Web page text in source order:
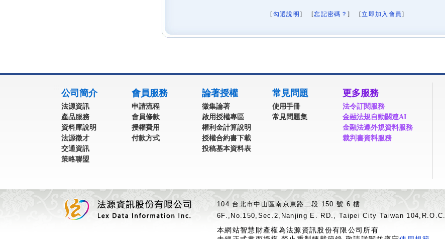
[勾選說明 ] [忘記密碼？ ] [立即加入會員]
公司簡介
法源資訊
產品服務
資料庫說明
法源徵才
交通資訊
策略聯盟
會員服務
申請流程
會員條款
授權費用
付款方式
論著授權
徵集論著
啟用授權專區
權利金計算說明
授權合約書下載
投稿基本資料表
常見問題
使用手冊
常見問題集
更多服務
法令訂閱服務
金融法規自動關連AI
金融法遵外規資料服務
裁判書資料服務
104 台北市中山區南京東路二段 150 號 6 樓
6F.,No.150,Sec.2,Nanjing E. RD., Taipei City Taiwan 104,R.O.C.
本網站智慧財產權為法源資訊股份有限公司所有